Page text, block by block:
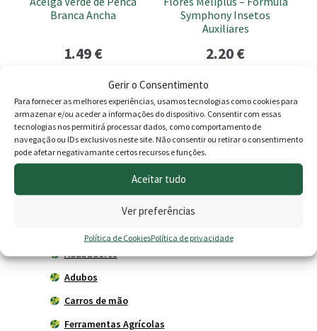
Gerir o Consentimento
Para fornecer as melhores experiências, usamos tecnologias como cookies para
armazenar e/ou aceder a informações do dispositivo. Consentir com essas
tecnologias nos permitirá processar dados, como comportamento de
navegação ou IDs exclusivos neste site. Não consentir ou retirar o consentimento
pode afetar negativamante certos recursos e funções.
Aceitar tudo
Ver preferências
Política de CookiesPolítica de privacidade
Branca Ancha
1.49€
Symphony Insetos
Auxiliares
2.20€
Adicionar
Produtos
Adubadores
Adubos
Carros de mão
Ferramentas Agrícolas